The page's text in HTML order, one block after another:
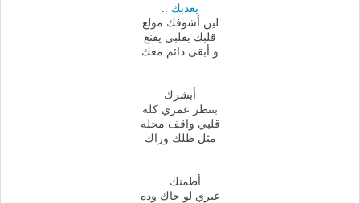
بعذبك
لين أشوفك مولع
قلبك بقلبي يقنع
و أبقى دائم معك
أبشرك
بنتظر عمري كله
قلبي واقف محله
مثل ظلك وراك
أطمنك ..
غيري لو جاك وده